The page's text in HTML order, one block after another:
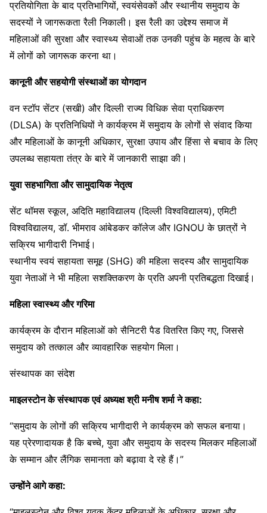
प्रतियोगिता के बाद प्रतिभागियों, स्वयंसेवकों और स्थानीय समुदाय के
सदस्यों ने जागरूकता रैली निकाली। इस रैली का उद्देश्य समाज में
महिलाओं की सुरक्षा और स्वास्थ्य सेवाओं तक उनकी पहुंच के महत्व के बारे
में लोगों को जागरूक करना था।
कानूनी और सहयोगी संस्थाओं का योगदान
वन स्टॉप सेंटर (सखी) और दिल्ली राज्य विधिक सेवा प्राधिकरण
(DLSA) के प्रतिनिधियों ने कार्यक्रम में समुदाय के लोगों से संवाद किया
और महिलाओं के कानूनी अधिकार, सुरक्षा उपाय और हिंसा से बचाव के लिए
उपलब्ध सहायता तंत्र के बारे में जानकारी साझा की।
युवा सहभागिता और सामुदायिक नेतृत्व
सेंट थॉमस स्कूल, अदिति महाविद्यालय (दिल्ली विश्वविद्यालय), एमिटी
विश्वविद्यालय, डॉ. भीमराव आंबेडकर कॉलेज और IGNOU के छात्रों ने
सक्रिय भागीदारी निभाई।
स्थानीय स्वयं सहायता समूह (SHG) की महिला सदस्य और सामुदायिक
युवा नेताओं ने भी महिला सशक्तिकरण के प्रति अपनी प्रतिबद्धता दिखाई।
महिला स्वास्थ्य और गरिमा
कार्यक्रम के दौरान महिलाओं को सैनिटरी पैड वितरित किए गए, जिससे
समुदाय को तत्काल और व्यावहारिक सहयोग मिला।
संस्थापक का संदेश
माइलस्टोन के संस्थापक एवं अध्यक्ष श्री मनीष शर्मा ने कहा:
“समुदाय के लोगों की सक्रिय भागीदारी ने कार्यक्रम को सफल बनाया।
यह प्रेरणादायक है कि बच्चे, युवा और समुदाय के सदस्य मिलकर महिलाओं
के सम्मान और लैंगिक समानता को बढ़ावा दे रहे हैं।”
उन्होंने आगे कहा: